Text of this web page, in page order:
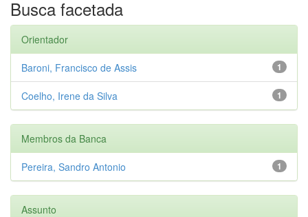
Busca facetada
Orientador
1
Baroni, Francisco de Assis
1
Coelho, Irene da Silva
Membros da Banca
1
Pereira, Sandro Antonio
Assunto